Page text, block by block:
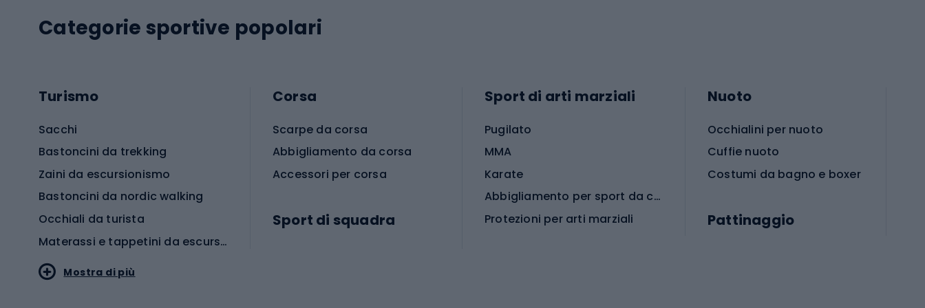
Categorie sportive popolari
Turismo
Sacchi
Bastoncini da trekking
Zaini da escursionismo
Bastoncini da nordic walking
Occhiali da turista
Materassi e tappetini da escursionismo
Corsa
Scarpe da corsa
Abbigliamento da corsa
Accessori per corsa
Sport di squadra
Sport di arti marziali
Pugilato
MMA
Karate
Abbigliamento per sport da combattimento
Protezioni per arti marziali
Nuoto
Occhialini per nuoto
Cuffie nuoto
Costumi da bagno e boxer
Pattinaggio
Mostra di più